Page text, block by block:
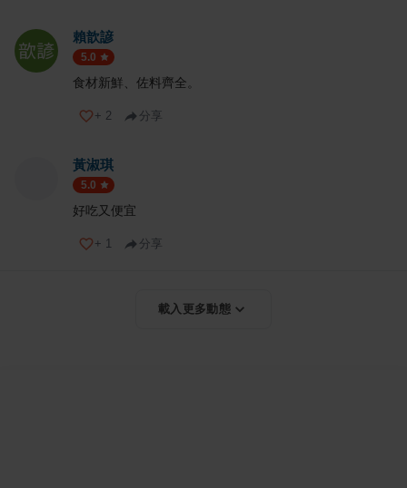
賴歆諺
5.0
食材新鮮、佐料齊全。
+ 2 分享
黃淑琪
5.0
好吃又便宜
+ 1 分享
載入更多動態